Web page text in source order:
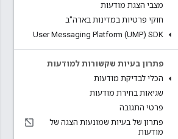
מצבי הצגת מודעות
חוקי פרטיות במדינות בארה"ב
User Messaging Platform (UMP) SDK
פתרון בעיות שקשורות למודעות
הכלי לבדיקת מודעות
שגיאות בחירת מודעות
פרטי התגובה
פתרון של בעיות שמונעות הצגה של
מודעות